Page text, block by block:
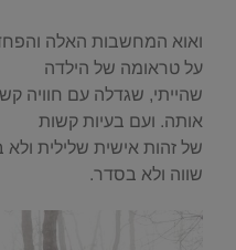
ואוא המחשבות האלה
על טראומה של הילדה
שהייתי, שגדלה עם חוויה
אותה. ועם בעיות קשות
של זהות אישית שלילית ולא
שווה ולא בסדר.